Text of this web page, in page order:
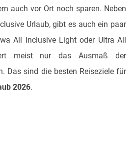
auch vor Ort noch sparen. Neben
Urlaub, gibt es auch ein paar
All Inclusive Light oder Ultra All
meist nur das Ausmaß der
Das sind die besten Reiseziele für
2026.